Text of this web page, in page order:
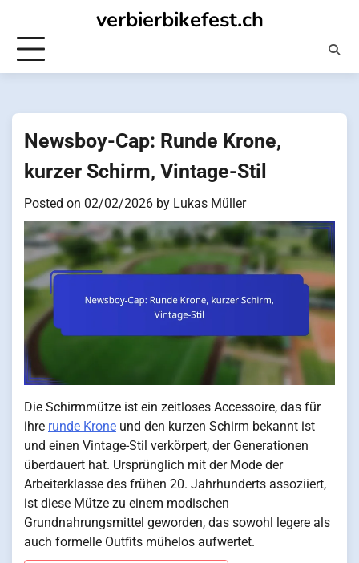
content
verbierbikefest.ch
Newsboy-Cap: Runde Krone,
kurzer Schirm, Vintage-Stil
Posted on 02/02/2026 by Lukas Müller
Die Schirmmütze ist ein zeitloses Accessoire, das für
ihre runde Krone und den kurzen Schirm bekannt ist
und einen Vintage-Stil verkörpert, der Generationen
überdauert hat. Ursprünglich mit der Mode der
Arbeiterklasse des frühen 20. Jahrhunderts assoziiert,
ist diese Mütze zu einem modischen
Grundnahrungsmittel geworden, das sowohl legere als
auch formelle Outfits mühelos aufwertet.